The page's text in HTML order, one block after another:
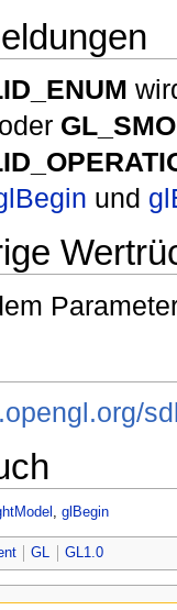
und
glBegin
GL GL1.0